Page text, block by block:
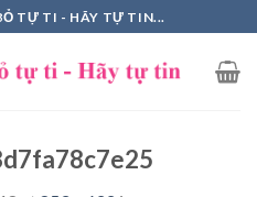
TỰ TI - HÃY TỰ TIN...